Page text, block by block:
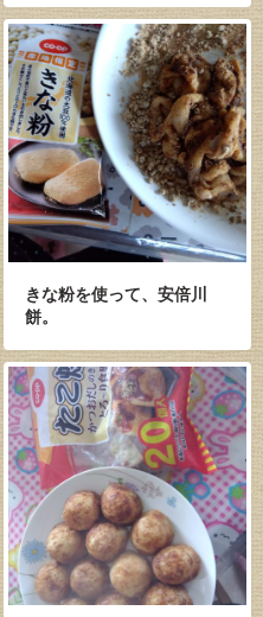
きな粉を使って、安倍川
餅。